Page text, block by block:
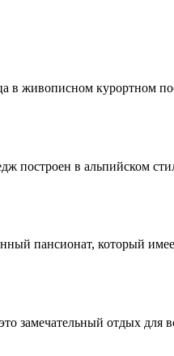
в живописном курортном
построен в альпийском
пансионат, который
замечательный отдых для